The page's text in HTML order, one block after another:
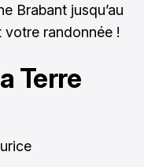
Brabant jusqu’au
votre randonnée !
Terre